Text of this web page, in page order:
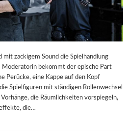
zackigem Sound die Spielhandlung
bekommt der epische Part
Perücke, eine Kappe auf den Kopf
Spielfiguren mit ständigen Rollenwechsel
die Räumlichkeiten vorspiegeln,
die…